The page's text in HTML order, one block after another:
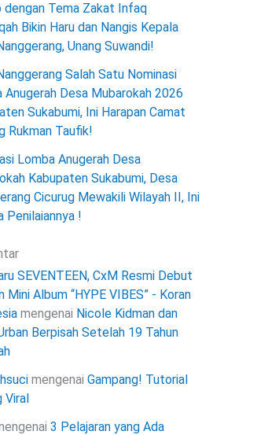
dengan Tema Zakat Infaq
Bikin Haru dan Nangis Kepala
Unang Suwandi!
Salah Satu Nominasi
Anugerah Desa Mubarokah 2026
Sukabumi, Ini Harapan Camat
Rukman Taufik!
Lomba Anugerah Desa
Kabupaten Sukabumi, Desa
Cicurug Mewakili Wilayah II, Ini
Penilaiannya !
SEVENTEEN, CxM Resmi Debut
Mini Album “HYPE VIBES” - Koran
mengenai Nicole Kidman dan
Berpisah Setelah 19 Tahun
mengenai Gampang! Tutorial
Viral
3 Pelajaran yang Ada